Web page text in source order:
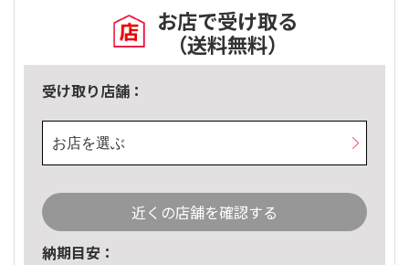
お店で受け取る
（送料無料）
受け取り店舗：
お店を選ぶ
近くの店舗を確認する
納期目安：